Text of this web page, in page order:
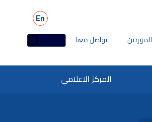
En
الموردين تواصل معنا
المركز الاعلامي